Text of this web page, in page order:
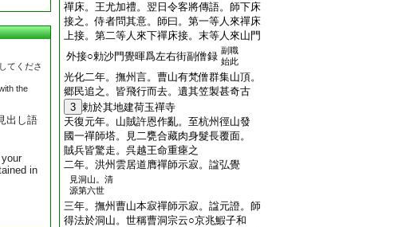
てくださ
the
出し語
in
禪床。王尤加禮。翌日令客將傳語。師下床
接之。侍者問其意。師曰。第一等人來禪床
上接。第二等人來下禪床接。末等人來山門
外接○勅沙門覺暉爲左右街副僧録 副職
始此
光化二年。撫州言。曹山有梵僧群集山頂。
郷民追之。皆飛行而去。遺其笠製甚奇古
3 勅於其地建荷玉禪寺
天復元年。山賊許恩作亂。至杭州徑山發
國一禪師塔。見二甕合藏肉身髮長覆面。
賊兵皆驚走。呉越王命重瘞之
二年。洪州雲居道膺禪師示寂。諡弘覺
見洞山。清
源第六世
三年。撫州曹山本寂禪師示寂。諡元證。師
得法於洞山。世稱曹洞宗云○京兆鰕子和